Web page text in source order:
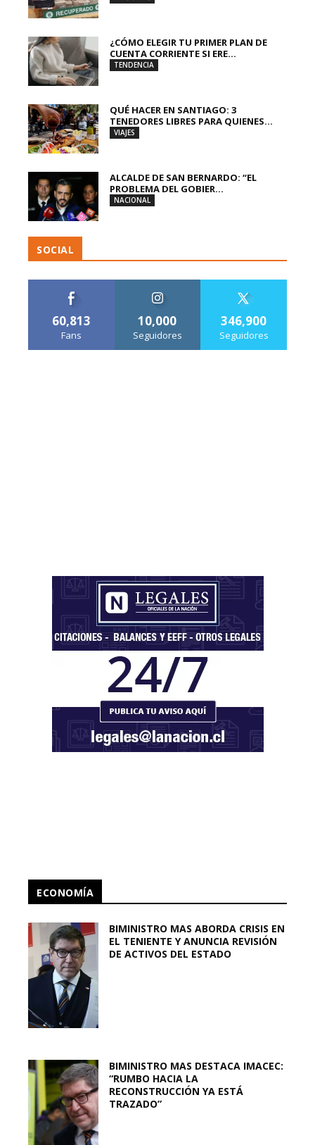
¿CÓMO ELEGIR TU PRIMER PLAN DE
CUENTA CORRIENTE SI ERE...
TENDENCIA
QUÉ HACER EN SANTIAGO: 3
TENEDORES LIBRES PARA QUIENES...
VIAJES
ALCALDE DE SAN BERNARDO: “EL
PROBLEMA DEL GOBIER...
NACIONAL
SOCIAL
60,813
Fans
10,000
Seguidores
346,900
Seguidores
ECONOMÍA
BIMINISTRO MAS ABORDA CRISIS EN
EL TENIENTE Y ANUNCIA REVISIÓN
DE ACTIVOS DEL ESTADO
BIMINISTRO MAS DESTACA IMACEC:
“RUMBO HACIA LA
RECONSTRUCCIÓN YA ESTÁ
TRAZADO”